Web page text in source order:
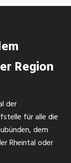
Region
der
für alle die
dem
Rheintal oder